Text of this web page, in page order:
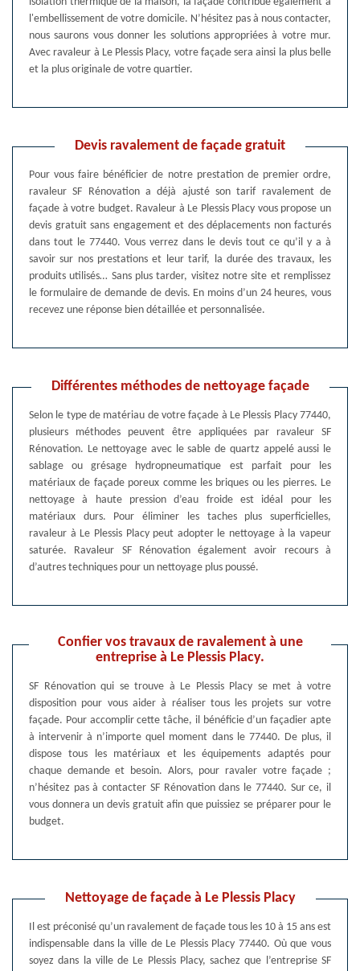
l'embellissement de votre domicile. N’hésitez pas à nous contacter,
nous saurons vous donner les solutions appropriées à votre mur.
Avec ravaleur à Le Plessis Placy, votre façade sera ainsi la plus belle
et la plus originale de votre quartier.
Devis ravalement de façade gratuit
Pour vous faire bénéficier de notre prestation de premier ordre,
ravaleur SF Rénovation a déjà ajusté son tarif ravalement de
façade à votre budget. Ravaleur à Le Plessis Placy vous propose un
devis gratuit sans engagement et des déplacements non facturés
dans tout le 77440. Vous verrez dans le devis tout ce qu’il y a à
savoir sur nos prestations et leur tarif, la durée des travaux, les
produits utilisés… Sans plus tarder, visitez notre site et remplissez
le formulaire de demande de devis. En moins d’un 24 heures, vous
recevez une réponse bien détaillée et personnalisée.
Différentes méthodes de nettoyage façade
Selon le type de matériau de votre façade à Le Plessis Placy 77440,
plusieurs méthodes peuvent être appliquées par ravaleur SF
Rénovation. Le nettoyage avec le sable de quartz appelé aussi le
sablage ou grésage hydropneumatique est parfait pour les
matériaux de façade poreux comme les briques ou les pierres. Le
nettoyage à haute pression d’eau froide est idéal pour les
matériaux durs. Pour éliminer les taches plus superficielles,
ravaleur à Le Plessis Placy peut adopter le nettoyage à la vapeur
saturée. Ravaleur SF Rénovation également avoir recours à
d’autres techniques pour un nettoyage plus poussé.
Confier vos travaux de ravalement à une
entreprise à Le Plessis Placy.
SF Rénovation qui se trouve à Le Plessis Placy se met à votre
disposition pour vous aider à réaliser tous les projets sur votre
façade. Pour accomplir cette tâche, il bénéficie d’un façadier apte
à intervenir à n’importe quel moment dans le 77440. De plus, il
dispose tous les matériaux et les équipements adaptés pour
chaque demande et besoin. Alors, pour ravaler votre façade ;
n’hésitez pas à contacter SF Rénovation dans le 77440. Sur ce, il
vous donnera un devis gratuit afin que puissiez se préparer pour le
budget.
Nettoyage de façade à Le Plessis Placy
Il est préconisé qu’un ravalement de façade tous les 10 à 15 ans est
indispensable dans la ville de Le Plessis Placy 77440. Où que vous
soyez dans la ville de Le Plessis Placy, sachez que l’entreprise SF